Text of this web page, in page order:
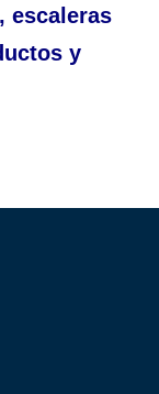
escaleras
y